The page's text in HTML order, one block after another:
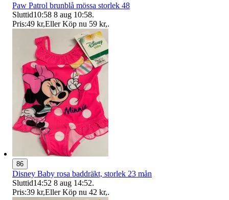
Paw Patrol brunblå mössa storlek 48
Sluttid10:58 8 aug 10:58.
Pris:49 kr,Eller Köp nu 59 kr,.
86
Disney Baby rosa baddräkt, storlek 23 mån
Sluttid14:52 8 aug 14:52.
Pris:39 kr,Eller Köp nu 42 kr,.